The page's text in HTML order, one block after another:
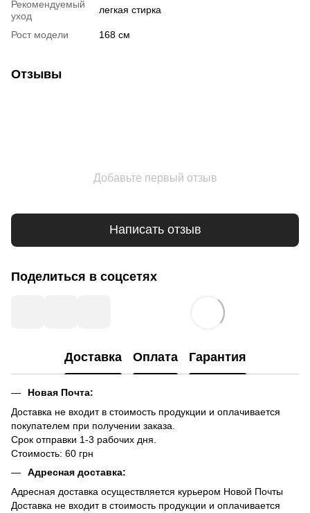
Рекомендуемый
уход
легкая стирка
Рост модели 168 см
Отзывы
Добавьте первый отзыв
Написать отзыв
Поделиться в соцсетях
Доставка Оплата Гарантия
Новая Почта:
Доставка не входит в стоимость продукции и оплачивается
покупателем при получении заказа.
Срок отправки 1-3 рабочих дня.
Стоимость: 60 грн
Адресная доставка:
Адресная доставка осуществляется курьером Новой Почты
Доставка не входит в стоимость продукции и оплачивается